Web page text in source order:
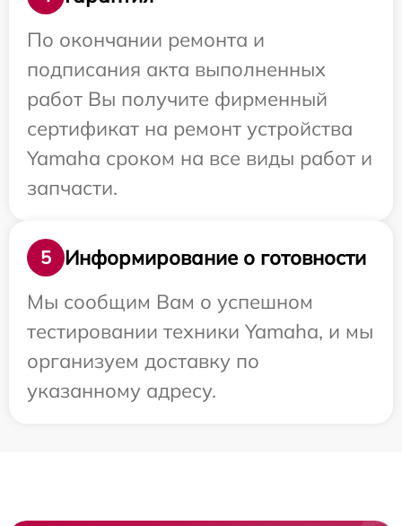
По окончании ремонта и
подписания акта выполненных
работ Вы получите фирменный
сертификат на ремонт устройства
Yamaha сроком на все виды работ и
запчасти.
5
Информирование о готовности
Мы сообщим Вам о успешном
тестировании техники Yamaha, и мы
организуем доставку по
указанному адресу.